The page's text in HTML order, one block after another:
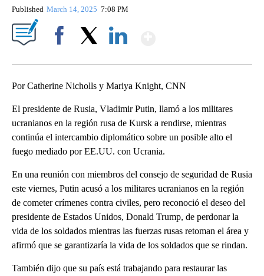
Published March 14, 2025 7:08 PM
Por Catherine Nicholls y Mariya Knight, CNN
El presidente de Rusia, Vladimir Putin, llamó a los militares
ucranianos en la región rusa de Kursk a rendirse, mientras
continúa el intercambio diplomático sobre un posible alto el
fuego mediado por EE.UU. con Ucrania.
En una reunión con miembros del consejo de seguridad de Rusia
este viernes, Putin acusó a los militares ucranianos en la región
de cometer crímenes contra civiles, pero reconoció el deseo del
presidente de Estados Unidos, Donald Trump, de perdonar la
vida de los soldados mientras las fuerzas rusas retoman el área y
afirmó que se garantizaría la vida de los soldados que se rindan.
También dijo que su país está trabajando para restaurar las